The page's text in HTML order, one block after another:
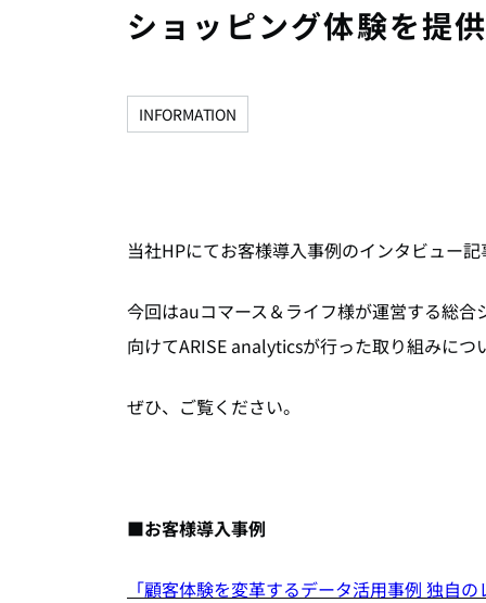
ショッピング体験を提
INFORMATION
当社HPにてお客様導入事例のインタビュー
今回はauコマース＆ライフ様が運営する総合
向けてARISE analyticsが行った取り組みにつ
ぜひ、ご覧ください。
■お客様導入事例
「顧客体験を変革するデータ活用事例 独自